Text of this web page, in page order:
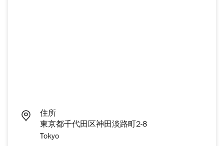
住所
東京都千代田区神田淡路町2-8
Tokyo